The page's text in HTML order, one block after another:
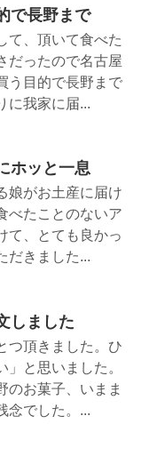
で長野まで
て、頂いて食べた
だったので名古屋
う目的で長野まで
に我家に届...
ホッと一息
娘がお土産に届け
べたことのないア
て、とても良かっ
だきました...
しました
つ頂きました。ひ
」と思いました。
のお菓子、いまま
念でした。...